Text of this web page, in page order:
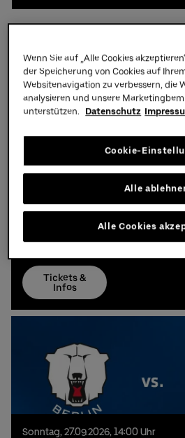
Donnerstag,17.09.2026,19:30 Uhr
Eisbären Berlin -
Tickets &
Infos
Sonntag, 27.09.2026, 14:00 Uhr
Wenn Sie auf „Alle Cookies
der Speicherung von Cookies auf
Websitenavigation zu verbessern, die
analysieren und unsere
unterstützen.
Datenschutz
Cookie-
Alle
Alle Cookies